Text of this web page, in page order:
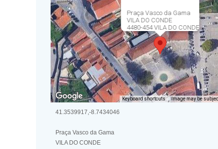
Praça Vasco da Gama
VILA DO CONDE
4480-454 VILA DO CONDE
Keyboard shortcuts Image may be
41.3539917,-8.7434046
Praça Vasco da Gama
VILA DO CONDE